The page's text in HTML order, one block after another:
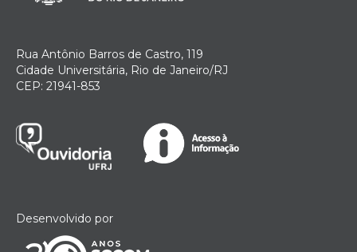
Rua Antônio Barros de Castro, 119
Cidade Universitária, Rio de Janeiro/RJ
CEP: 21941-853
Desenvolvido por